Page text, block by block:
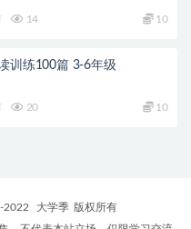
14 10
训练100篇 3-6年级
20 10
2022 大学季 版权所有